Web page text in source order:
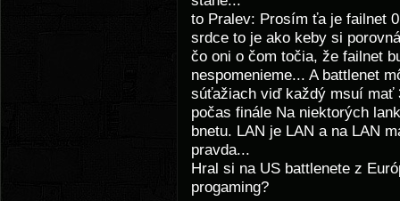
to Pralev: Prosím ťa je failnet
srdce to je ako keby si
čo oni o čom točia, že failnet
nespomenieme... A battlenet
súťažiach viď každý msuí mať
počas finále Na niektorých
bnetu. LAN je LAN a na LAN
pravda...
Hral si na US battlenete z
progaming?